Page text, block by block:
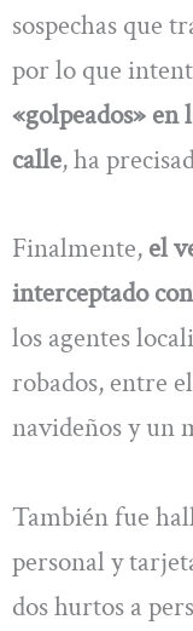
sospechas que
por lo que
«golpeados» en
calle, ha
Finalmente, el
interceptado
los agentes
robados, entre
navideños y un
También fue
personal y
dos hurtos a